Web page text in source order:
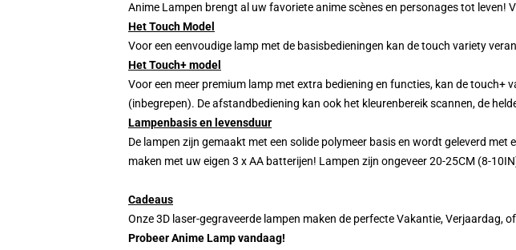
Anime Lampen brengt al uw favoriete anime scènes en personages tot
Het Touch Model
Voor een eenvoudige lamp met de basisbedieningen kan de touch variety
Het Touch+ model
Voor een meer premium lamp met extra bediening en functies, kan de
(inbegrepen). De afstandbediening kan ook het kleurenbereik scannen, de
Lampenbasis en levensduur
De lampen zijn gemaakt met een solide polymeer basis en wordt geleverd
maken met uw eigen 3 x AA batterijen! Lampen zijn ongeveer 20-25CM (8-
Cadeaus
Onze 3D laser-gegraveerde lampen maken de perfecte Vakantie, Verjaardag,
Probeer Anime Lamp vandaag!